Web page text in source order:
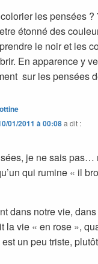
les pensées ?
étonné des
le noir et les
En apparence y
sur les pensées
01/2011 à 00:08a dit :
je ne sais pas…
qui rumine « il
dans notre vie,
la vie « en rose »,
un peu triste, plutôt